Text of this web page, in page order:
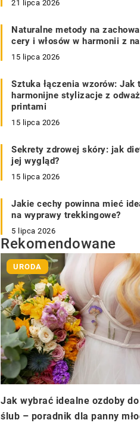
21 lipca 2026
Naturalne metody na
cery i włosów w harmonii z
15 lipca 2026
Sztuka łączenia wzorów: Jak
harmonijne stylizacje z
printami
15 lipca 2026
Sekrety zdrowej skóry: jak
jej wygląd?
15 lipca 2026
Jakie cechy powinna mieć
na wyprawy trekkingowe?
5 lipca 2026
Rekomendowane
URODA
Jak wybrać idealne ozdoby do
ślub – poradnik dla panny